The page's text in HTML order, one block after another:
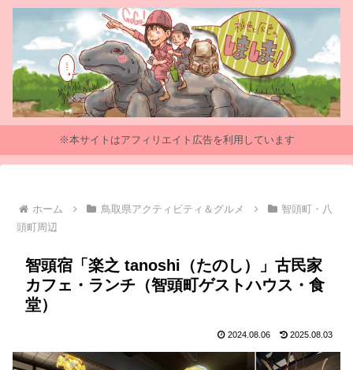
※本サイトはアフィリエイト広告を利用しています
ホーム 鳥取県アクティビティ＆グルメ
智頭町・八
頭町周辺
智頭宿「楽之 tanoshi（たのし）」古民家
カフェ・ランチ（智頭町ゲストハウス・食
堂）
2024.08.06 2025.08.03